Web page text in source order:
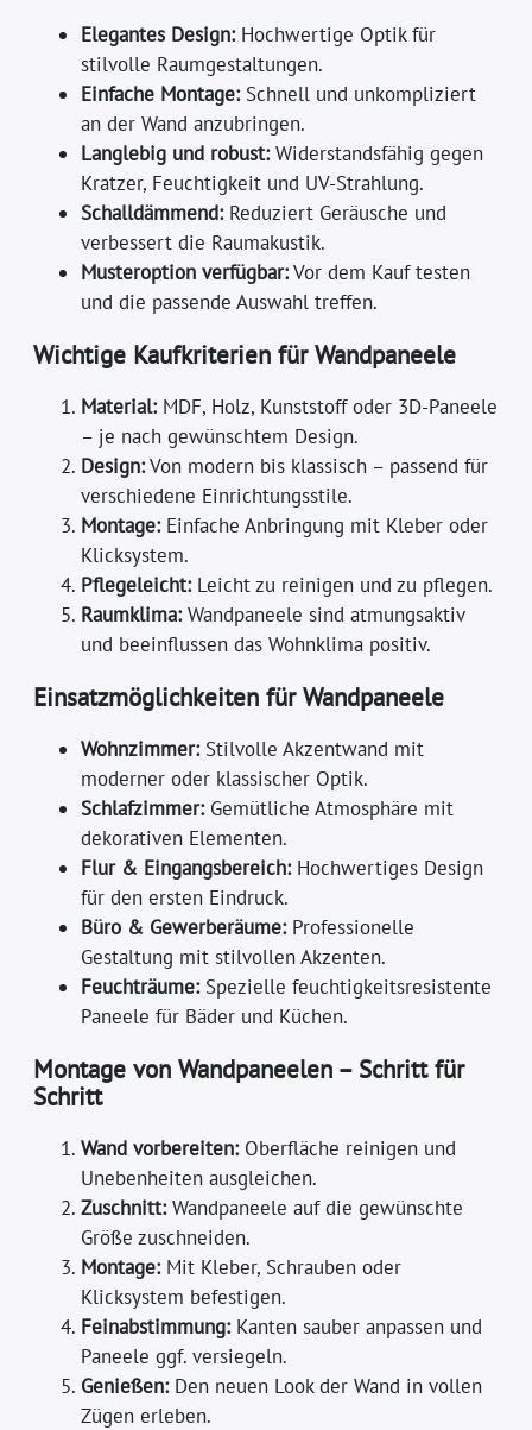
Elegantes Design:Hochwertige Optik für
stilvolle Raumgestaltungen.
Einfache Montage:Schnell und unkompliziert
an der Wand anzubringen.
Langlebig und robust:Widerstandsfähig gegen
Kratzer, Feuchtigkeit und UV-Strahlung.
Schalldämmend:Reduziert Geräusche und
verbessert die Raumakustik.
Musteroption verfügbar:Vor dem Kauf testen
und die passende Auswahl treffen.
Wichtige Kaufkriterien für Wandpaneele
Material:MDF, Holz, Kunststoff oder 3D-Paneele
– je nach gewünschtem Design.
Design:Von modern bis klassisch – passend für
verschiedene Einrichtungsstile.
Montage:Einfache Anbringung mit Kleber oder
Klicksystem.
Pflegeleicht:Leicht zu reinigen und zu pflegen.
Raumklima:Wandpaneele sind atmungsaktiv
und beeinflussen das Wohnklima positiv.
Einsatzmöglichkeiten für Wandpaneele
Wohnzimmer:Stilvolle Akzentwand mit
moderner oder klassischer Optik.
Schlafzimmer:Gemütliche Atmosphäre mit
dekorativen Elementen.
Flur & Eingangsbereich:Hochwertiges Design
für den ersten Eindruck.
Büro & Gewerberäume:Professionelle
Gestaltung mit stilvollen Akzenten.
Feuchträume:Spezielle feuchtigkeitsresistente
Paneele für Bäder und Küchen.
Montage von Wandpaneelen – Schritt für
Schritt
Wand vorbereiten:Oberfläche reinigen und
Unebenheiten ausgleichen.
Zuschnitt:Wandpaneele auf die gewünschte
Größe zuschneiden.
Montage:Mit Kleber, Schrauben oder
Klicksystem befestigen.
Feinabstimmung:Kanten sauber anpassen und
Paneele ggf. versiegeln.
Genießen:Den neuen Look der Wand in vollen
Zügen erleben.